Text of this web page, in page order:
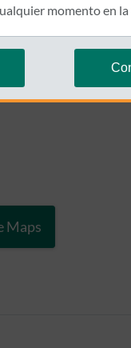
Maps
momento en la